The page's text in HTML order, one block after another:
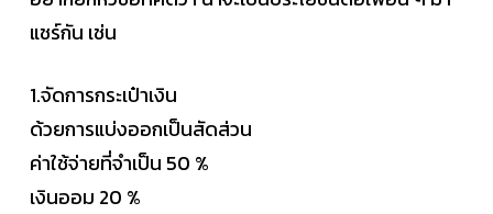
แชร์กัน เช่น
1.จัดการกระเป๋าเงิน
ด้วยการแบ่งออกเป็นสัดส่วน
ค่าใช้จ่ายที่จำเป็น 50 %
เงินออม 20 %